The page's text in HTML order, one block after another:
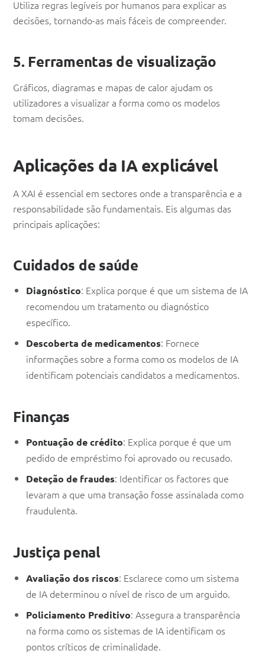
Utiliza regras legíveis por humanos para explicar as
decisões, tornando-as mais fáceis de compreender.
5. Ferramentas de visualização
Gráficos, diagramas e mapas de calor ajudam os
utilizadores a visualizar a forma como os modelos
tomam decisões.
Aplicações da IA explicável
A XAI é essencial em sectores onde a transparência e a
responsabilidade são fundamentais. Eis algumas das
principais aplicações:
Cuidados de saúde
Diagnóstico: Explica porque é que um sistema de IA
recomendou um tratamento ou diagnóstico
específico.
Descoberta de medicamentos: Fornece
informações sobre a forma como os modelos de IA
identificam potenciais candidatos a medicamentos.
Finanças
Pontuação de crédito: Explica porque é que um
pedido de empréstimo foi aprovado ou recusado.
Deteção de fraudes: Identificar os factores que
levaram a que uma transação fosse assinalada como
fraudulenta.
Justiça penal
Avaliação dos riscos: Esclarece como um sistema
de IA determinou o nível de risco de um arguido.
Policiamento Preditivo: Assegura a transparência
na forma como os sistemas de IA identificam os
pontos críticos de criminalidade.